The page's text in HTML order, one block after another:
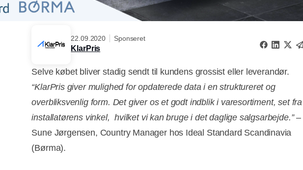
22.09.2020 Sponseret
KlarPris
Selve købet bliver stadig sendt til kundens grossist eller leverandør.
“KlarPris giver mulighed for opdaterede data i en struktureret og
overbliksvenlig form. Det giver os et godt indblik i varesortiment, set fra
installatørens vinkel, hvilket vi kan bruge i det daglige salgsarbejde.”–
Sune Jørgensen, Country Manager hos Ideal Standard Scandinavia
(Børma).